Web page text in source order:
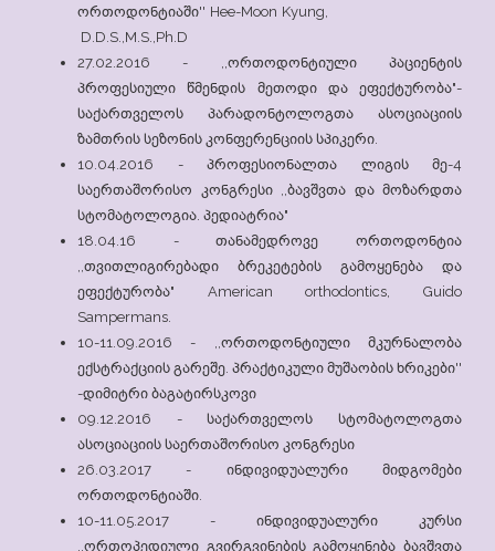
ორთოდონტიაში'' Hee-Moon Kyung,
D.D.S.,M.S.,Ph.D
27.02.2016 - ,,ორთოდონტიული პაციენტის
პროფესიული წმენდის მეთოდი და ეფექტურობა"-
საქართველოს პარადონტოლოგთა ასოციაციის
ზამთრის სეზონის კონფერენციის სპიკერი.
10.04.2016 - პროფესიონალთა ლიგის მე-4
საერთაშორისო კონგრესი ,,ბავშვთა და მოზარდთა
სტომატოლოგია. პედიატრია"
18.04.16 - თანამედროვე ორთოდონტია
,,თვითლიგირებადი ბრეკეტების გამოყენება და
ეფექტურობა" American orthodontics, Guido
Sampermans.
10-11.09.2016 - ,,ორთოდონტიული მკურნალობა
ექსტრაქციის გარეშე. პრაქტიკული მუშაობის ხრიკები''
-დიმიტრი ბაგატირსკოვი
09.12.2016 - საქართველოს სტომატოლოგთა
ასოციაციის საერთაშორისო კონგრესი
26.03.2017 - ინდივიდუალური მიდგომები
ორთოდონტიაში.
10-11.05.2017 - ინდივიდუალური კურსი
,,ორთოპედიული გვირგვინების გამოყენება ბავშვთა